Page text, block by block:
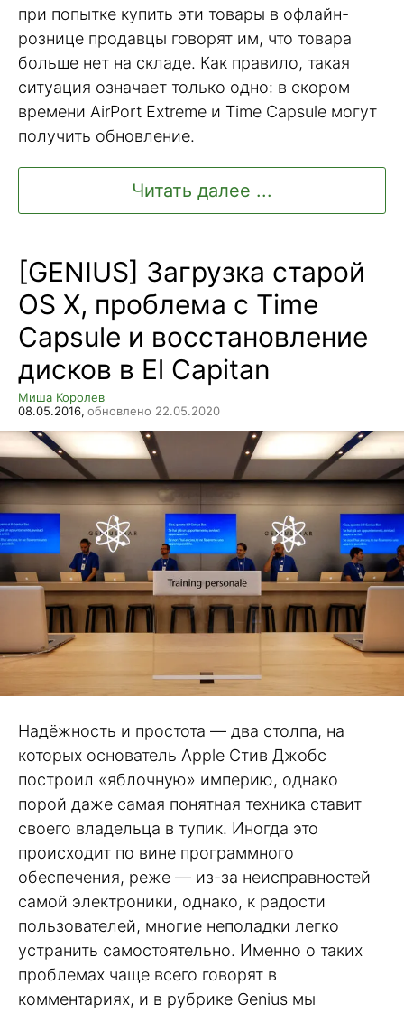
при попытке купить эти товары в офлайн-
рознице продавцы говорят им, что товара
больше нет на складе. Как правило, такая
ситуация означает только одно: в скором
времени AirPort Extreme и Time Capsule могут
получить обновление.
Читать далее ...
[GENIUS] Загрузка старой
OS X, проблема с Time
Capsule и восстановление
дисков в El Capitan
Миша Королев
08.05.2016, обновлено 22.05.2020
Надёжность и простота — два столпа, на
которых основатель Apple Стив Джобс
построил «яблочную» империю, однако
порой даже самая понятная техника ставит
своего владельца в тупик. Иногда это
происходит по вине программного
обеспечения, реже — из-за неисправностей
самой электроники, однако, к радости
пользователей, многие неполадки легко
устранить самостоятельно. Именно о таких
проблемах чаще всего говорят в
комментариях, и в рубрике Genius мы